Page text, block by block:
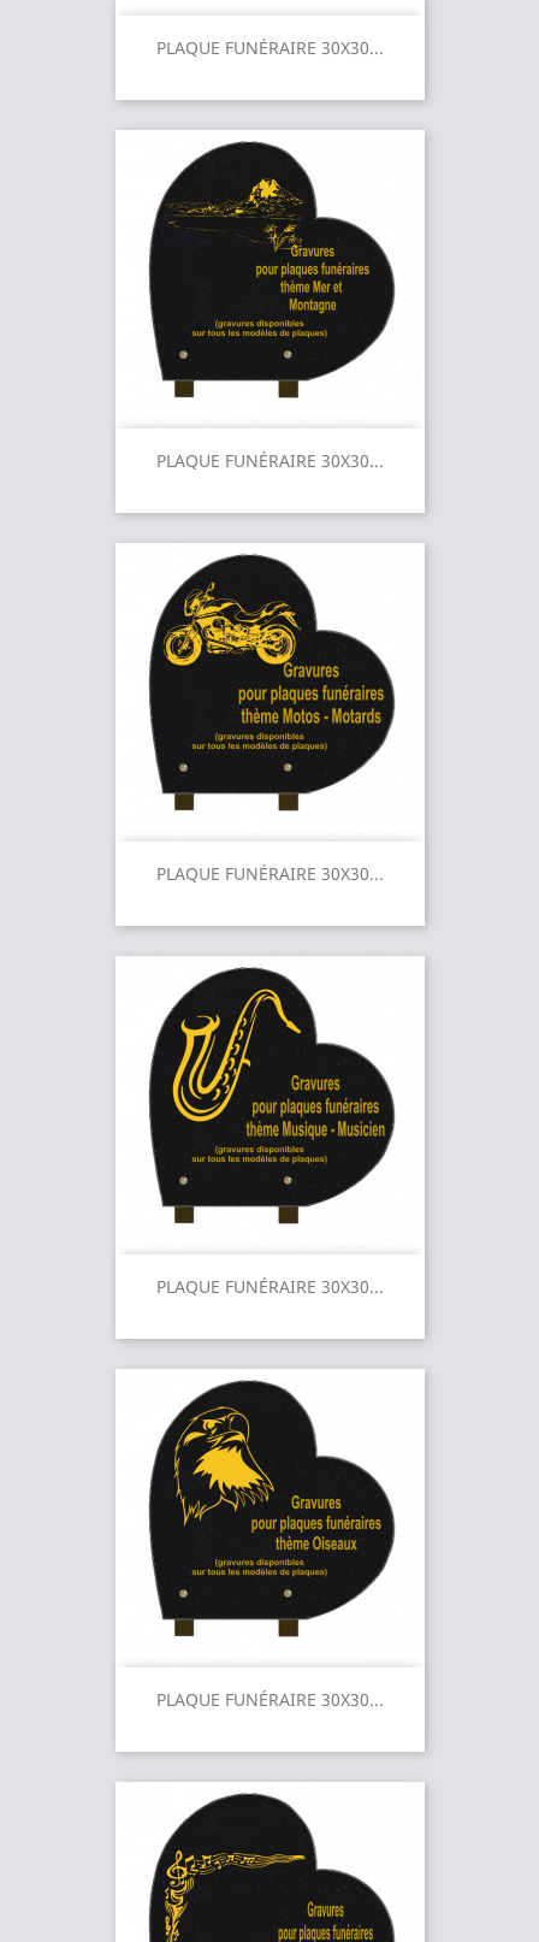
PLAQUE FUNÉRAIRE 30X30...
PLAQUE FUNÉRAIRE 30X30...
PLAQUE FUNÉRAIRE 30X30...
PLAQUE FUNÉRAIRE 30X30...
PLAQUE FUNÉRAIRE 30X30...